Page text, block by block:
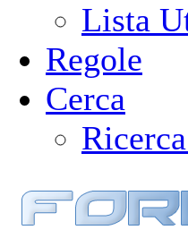
Lista
Regole
Cerca